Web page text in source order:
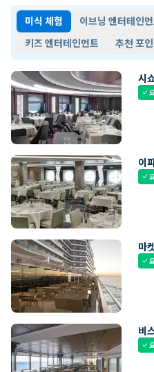
미식 체험 이브닝 엔터테인
키즈 엔터테인먼트
추천 포
시
check
이
check
마
check
비
check